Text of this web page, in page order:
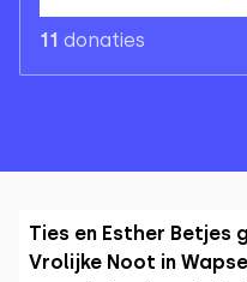
11 donaties
Ties en Esther Betjes
Vrolijke Noot in